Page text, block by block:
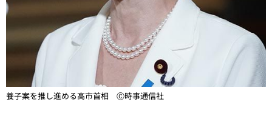
養子案を推し進める高市首相 Ⓒ時事通信社